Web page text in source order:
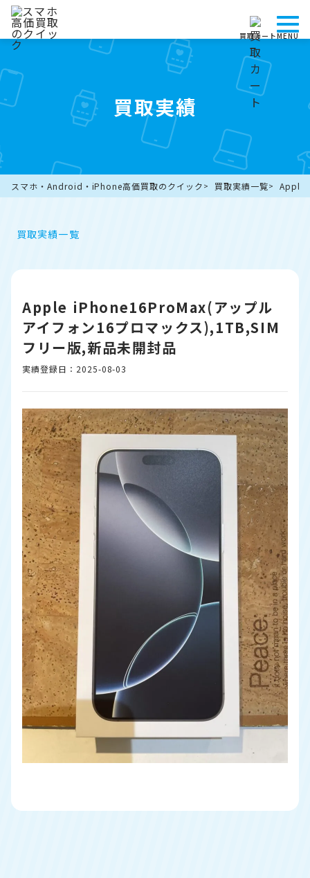
買取カートMENU
買取実績
スマホ・Android・iPhone高価買取のクイック 買取実績一覧 Apple
買取実績一覧
Apple iPhone16ProMax(アップル
アイフォン16プロマックス),1TB,SIM
フリー版,新品未開封品
実績登録日：2025-08-03